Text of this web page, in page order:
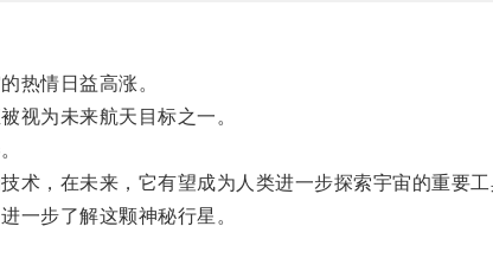
热情日益高涨。
为未来航天目标之一。
，在未来，它有望成为人类进一步探索宇宙的重要工
步了解这颗神秘行星。